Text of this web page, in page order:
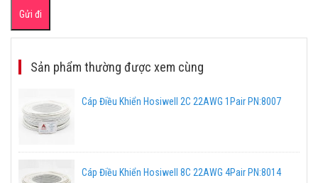
Sản phẩm thường được xem cùng
Cáp Điều Khiển Hosiwell 2C 22AWG 1Pair PN:8007
Cáp Điều Khiển Hosiwell 8C 22AWG 4Pair PN:8014